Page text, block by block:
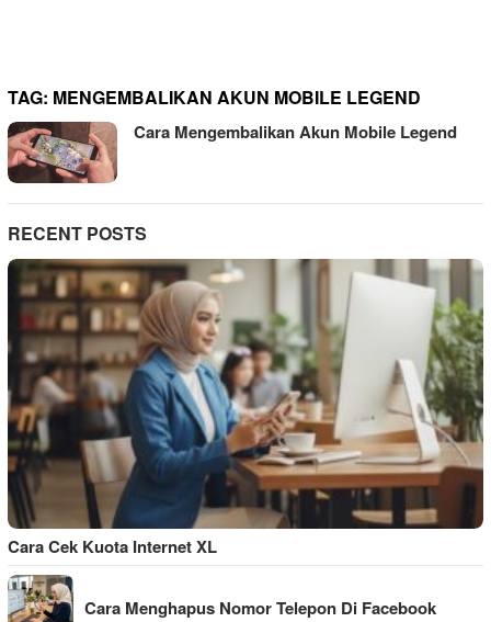
TAG: MENGEMBALIKAN AKUN MOBILE LEGEND
Cara Mengembalikan Akun Mobile Legend
RECENT POSTS
Cara Cek Kuota Internet XL
Cara Menghapus Nomor Telepon Di Facebook